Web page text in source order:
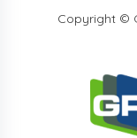
Copyright ©